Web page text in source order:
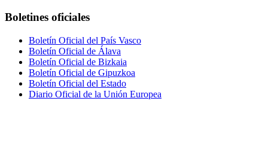
Boletines oficiales
Boletín Oficial del País Vasco
Boletín Oficial de Álava
Boletín Oficial de Bizkaia
Boletín Oficial de Gipuzkoa
Boletín Oficial del Estado
Diario Oficial de la Unión Europea